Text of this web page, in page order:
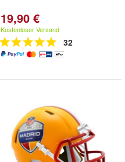
19,90 €
Kostenloser Versand
32